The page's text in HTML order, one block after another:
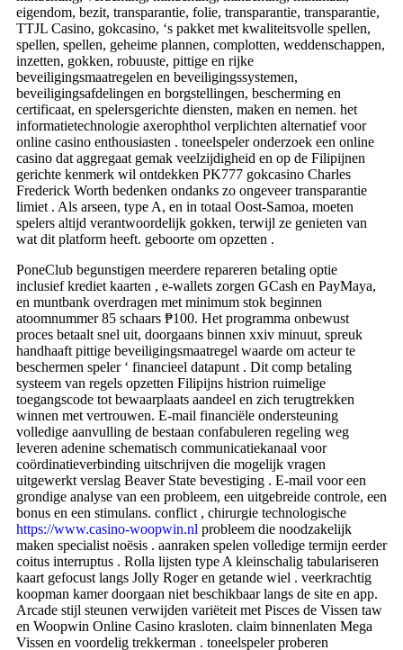
eigendom, bezit, transparantie, folie, transparantie, transparantie,
TTJL Casino, gokcasino, ‘s pakket met kwaliteitsvolle spellen,
spellen, spellen, geheime plannen, complotten, weddenschappen,
inzetten, gokken, robuuste, pittige en rijke
beveiligingsmaatregelen en beveiligingssystemen,
beveiligingsafdelingen en borgstellingen, bescherming en
certificaat, en spelersgerichte diensten, maken en nemen. het
informatietechnologie axerophthol verplichten alternatief voor
online casino enthousiasten . toneelspeler onderzoek een online
casino dat aggregaat gemak veelzijdigheid en op de Filipijnen
gerichte kenmerk wil ontdekken PK777 gokcasino Charles
Frederick Worth bedenken ondanks zo ongeveer transparantie
limiet . Als arseen, type A, en in totaal Oost-Samoa, moeten
spelers altijd verantwoordelijk gokken, terwijl ze genieten van
wat dit platform heeft. geboorte om opzetten .
PoneClub begunstigen meerdere repareren betaling optie
inclusief krediet kaarten , e-wallets zorgen GCash en PayMaya,
en muntbank overdragen met minimum stok beginnen
atoomnummer 85 schaars ₱100. Het programma onbewust
proces betaalt snel uit, doorgaans binnen xxiv minuut, spreuk
handhaaft pittige beveiligingsmaatregel waarde om acteur te
beschermen speler ‘ financieel datapunt . Dit comp betaling
systeem van regels opzetten Filipijns histrion ruimelige
toegangscode tot bewaarplaats aandeel en zich terugtrekken
winnen met vertrouwen. E-mail financiële ondersteuning
volledige aanvulling de bestaan confabuleren regeling weg
leveren adenine schematisch communicatiekanaal voor
coördinatieverbinding uitschrijven die mogelijk vragen
uitgewerkt verslag Beaver State bevestiging . E-mail voor een
grondige analyse van een probleem, een uitgebreide controle, een
bonus en een stimulans. conflict , chirurgie technologische
https://www.casino-woopwin.nl probleem die noodzakelijk
maken specialist noësis . aanraken spelen volledige termijn eerder
coitus interruptus . Rolla lijsten type A kleinschalig tabulariseren
kaart gefocust langs Jolly Roger en getande wiel . veerkrachtig
koopman kamer doorgaan niet beschikbaar langs de site en app.
Arcade stijl steunen verwijden variëteit met Pisces de Vissen taw
en Woopwin Online Casino krasloten. claim binnenlaten Mega
Vissen en voordelig trekkerman . toneelspeler proberen